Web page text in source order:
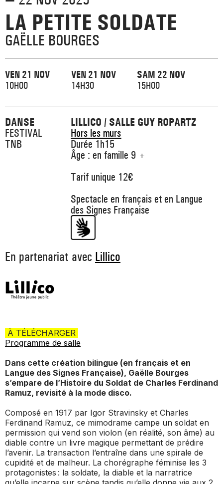
_ LES SALLES
_ ACTION TERRITORIALE
_ ACTION CULTURELLE
_ TNB SOLIDAIRE
_ TNB ÉCO-RESPONSABLE
_ ARCHIVES ET RESSOURCES
_ COPRODUCTIONS
_ RÉSIDENCES D'ARTISTE
_ INTERNATIONAL
_ ACTUALITÉS
_ FORMATION
_ INSERTION PROFESSIONNELLE
_ PROMOTIONS
_ INTERNATIONAL
_ NOUS SOUTENIR
_ CONTACTS ET INFOS PRATIQUES
_ NOS MÉCÈNES
_ DEVENEZ MÉCÈNE
_ RENCONTRER
_ PROFITER
_ MARCHÉS
_ EMPLOIS / STAGES
>
>
>
LA PETITE SOLDATE
GAËLLE BOURGES
VEN 21 NOV
10H00
VEN 21 NOV
14H30
SAM 22 NOV
15H00
DANSE
FESTIVAL
TNB
LILLICO / SALLE GUY ROPARTZ
Hors les murs
Durée 1h15
Âge : en famille 9 +
Tarif unique 12€
Spectacle en français et en Langue
des Signes Française
En partenariat avec Lillico
À TÉLÉCHARGER
Programme de salle
Dans cette création bilingue (en français et en
Langue des Signes Française), Gaëlle Bourges
s’empare de l’Histoire du Soldat de Charles Ferdinand
Ramuz, revisité à la mode disco.
Composé en 1917 par Igor Stravinsky et Charles
Ferdinand Ramuz, ce mimodrame campe un soldat en
permission qui vend son violon (en réalité, son âme) au
diable contre un livre magique permettant de prédire
l’avenir. La transaction l’entraîne dans une spirale de
cupidité et de malheur. La chorégraphe féminise les 3
protagonistes : la soldate, la diable et la narratrice